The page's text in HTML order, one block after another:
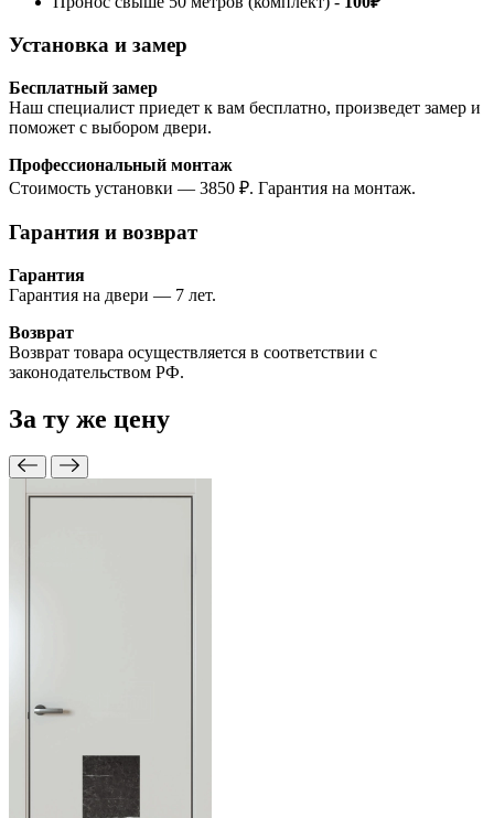
Установка и замер
Бесплатный замер
Наш специалист приедет к вам бесплатно, произведет замер и
поможет с выбором двери.
Профессиональный монтаж
Стоимость установки — 3850 ₽. Гарантия на монтаж.
Гарантия и возврат
Гарантия
Гарантия на двери — 7 лет.
Возврат
Возврат товара осуществляется в соответствии с
законодательством РФ.
За ту же цену